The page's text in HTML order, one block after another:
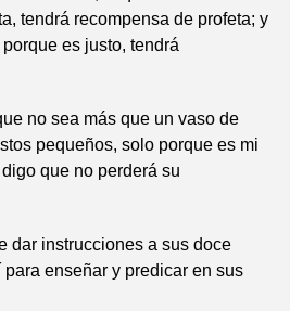
tendrá recompensa de profeta; y
es justo, tendrá
no sea más que un vaso de
pequeños, solo porque es mi
que no perderá su
dar instrucciones a sus doce
enseñar y predicar en sus